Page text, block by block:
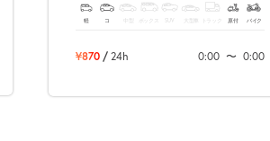
軽 コ 中型 ボックス SUV 大型車 トラック 原付 バイク
¥870 / 24h 0:00 〜 0:00